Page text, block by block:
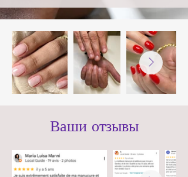
Ваши отзывы